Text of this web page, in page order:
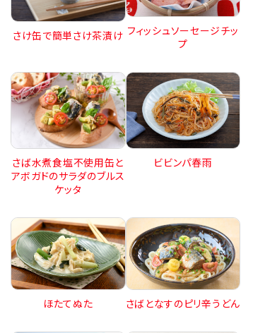
さけ缶で簡単さけ茶漬け フィッシュソーセージチッ
プ
さば水煮食塩不使用缶と
アボガドのサラダのブルス
ケッタ
ビビンパ春雨
ほたてぬた さばとなすのピリ辛うどん